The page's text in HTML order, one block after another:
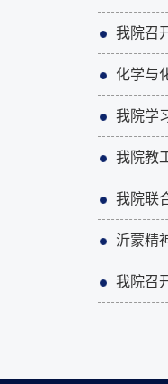
我院召
化学与
我院学
我院教
我院联
沂蒙精
我院召